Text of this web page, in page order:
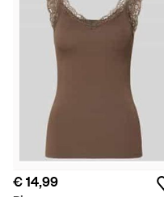
€ 14,99